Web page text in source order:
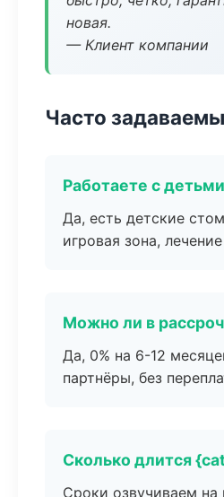
новая.
— Клиент компании
Часто
Работаете с
Да, есть детские
игровая зона,
Можно ли в
Да, 0% на 6-12
партнёры, без
Сколько длится
Сроки озвучиваем на